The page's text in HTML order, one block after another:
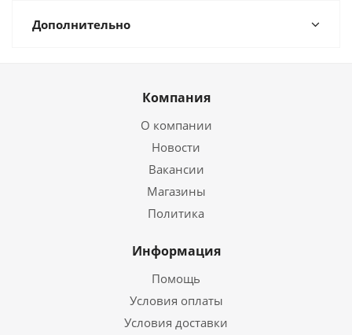
Дополнительно
Компания
О компании
Новости
Вакансии
Магазины
Политика
Информация
Помощь
Условия оплаты
Условия доставки